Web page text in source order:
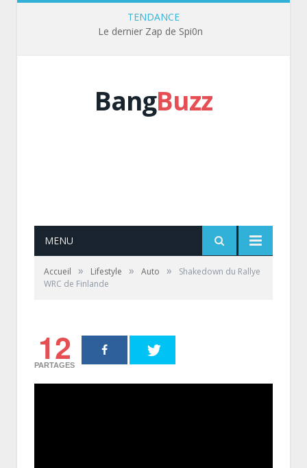
TENDANCE
Le dernier Zap de Spi0n
BangBuzz
MENU
Accueil » Lifestyle » Auto »
Shakedown du Rallye
WRC de Finlande
12
PARTAGES